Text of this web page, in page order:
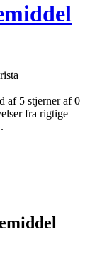
af 5 stjerner af 0
fra rigtige